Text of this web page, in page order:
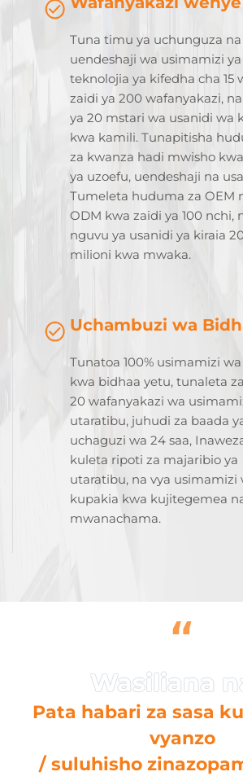
Tuna timu ya uchunguza na
uendeshaji wa usimamizi ya
teknolojia ya kifedha cha 15
zaidi ya 200 wafanyakazi,
ya 20 mstari wa usanidi wa
kwa kamili. Tunapitisha
za kwanza hadi mwisho
ya uzoefu, uendeshaji na
Tumeleta huduma za OEM
ODM kwa zaidi ya 100 nchi,
nguvu ya usanidi ya kiraia
milioni kwa mwaka.
Uchambuzi wa
Tunatoa 100% usimamizi
kwa bidhaa yetu, tunaleta
20 wafanyakazi wa
utaratibu, juhudi za baada
uchaguzi wa 24 saa,
kuleta ripoti za majaribio ya
utaratibu, na vya usimamizi
kupakia kwa kujitegemea
mwanachama.
“
Pata habari za sasa
vyanzo
/ suluhisho